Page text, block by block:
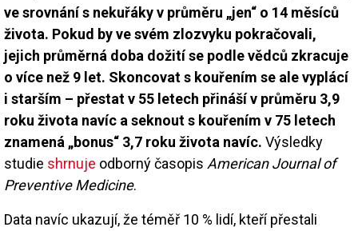
ve srovnání s nekuřáky v průměru „jen“ o 14 měsíců
života. Pokud by ve svém zlozvyku pokračovali,
jejich průměrná doba dožití se podle vědců zkracuje
o více než 9 let. Skoncovat s kouřením se ale vyplácí
i starším – přestat v 55 letech přináší v průměru 3,9
roku života navíc a seknout s kouřením v 75 letech
znamená „bonus“ 3,7 roku života navíc. Výsledky
studie shrnuje odborný časopis American Journal of
Preventive Medicine.
Data navíc ukazují, že téměř 10 % lidí, kteří přestali